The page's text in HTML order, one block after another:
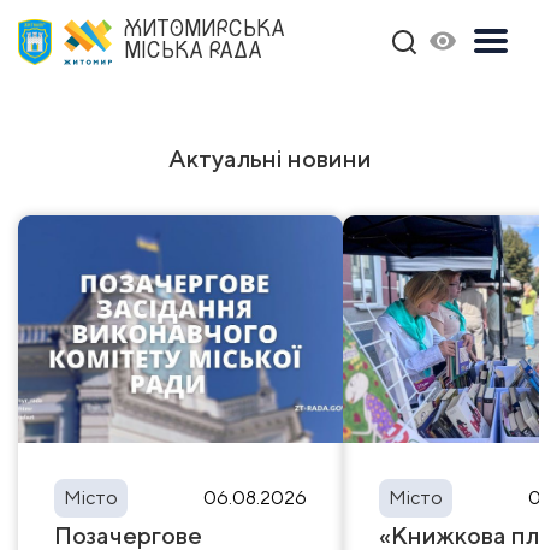
ЖИТОМИРСЬКА
МІСЬКА РАДА
Актуальні новини
Місто 06.08.2026
Позачергове
Місто
«Книжкова